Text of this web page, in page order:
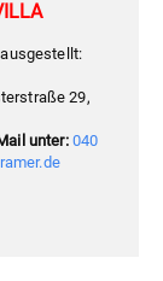
29,
unter: 040